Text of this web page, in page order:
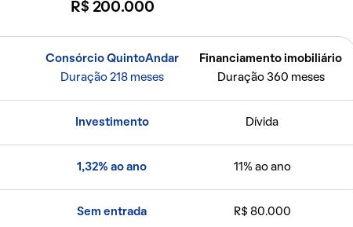
R$ 200.000
Consórcio QuintoAndar
Duração 218 meses
Financiamento imobiliário
Duração 360 meses
Investimento Dívida
1,32% ao ano 11% ao ano
Sem entrada R$ 80.000